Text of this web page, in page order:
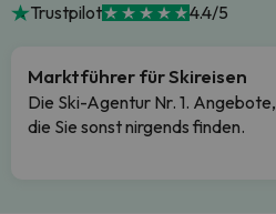
Trustpilot 4.4/5
Marktführer für Skireisen
Die Ski-Agentur Nr. 1. Angebote,
die Sie sonst nirgends finden.